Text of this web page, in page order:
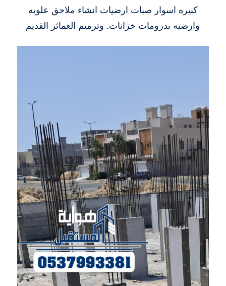
كبيره اسوار صبات ارضيات انشاء ملاحق علويه
وارضيه بدرومات خزانات. وترميم العمائر القديم